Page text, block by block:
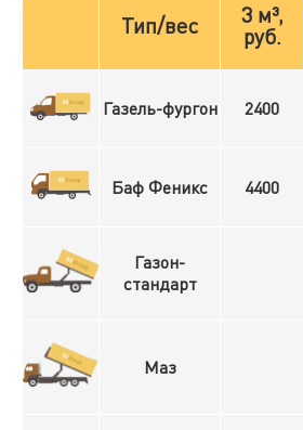
Тип/вес
3 м³,
руб.
Газель-фургон 2400
Баф Феникс 4400
Газон-
стандарт
Маз